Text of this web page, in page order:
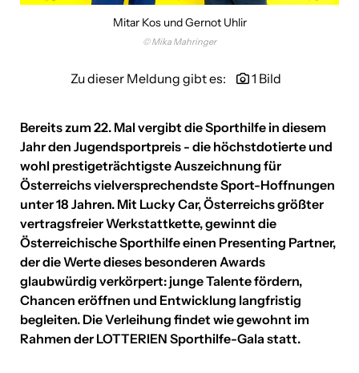
Lucky Car
Mandarin Oriental Vienna
Mer Austria
SOLUTO
TiPOS
Venionaire Capital AG
VinziRast
Mitar Kos und Gernot Uhlir
© Mika Mahringer
Zu dieser Meldung gibt es: 1 Bild
Bereits zum 22. Mal vergibt die Sporthilfe in diesem
Jahr den Jugendsportpreis - die höchstdotierte und
wohl prestigeträchtigste Auszeichnung für
Österreichs vielversprechendste Sport-Hoffnungen
unter 18 Jahren. Mit Lucky Car, Österreichs größter
vertragsfreier Werkstattkette, gewinnt die
Österreichische Sporthilfe einen Presenting Partner,
der die Werte dieses besonderen Awards
glaubwürdig verkörpert: junge Talente fördern,
Chancen eröffnen und Entwicklung langfristig
begleiten. Die Verleihung findet wie gewohnt im
Rahmen der LOTTERIEN Sporthilfe-Gala statt.